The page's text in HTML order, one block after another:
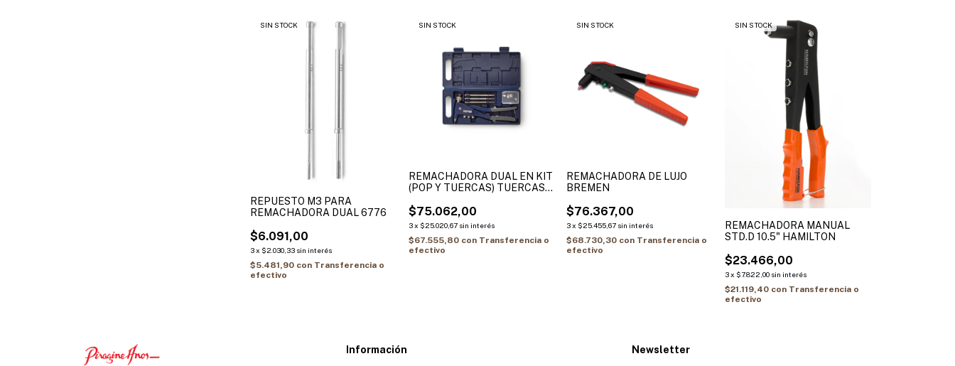
SIN STOCK
REPUESTO M3 PARA
REMACHADORA DUAL 6776
$6.091,00
3x $2.030,33 sin interés
$5.481,90 con Transferencia o
efectivo
SIN STOCK
REMACHADORA DUAL EN KIT
(POP Y TUERCAS) TUERCAS
$75.062,00
3x $25.020,67 sin interés
$67.555,80 con Transferencia o
efectivo
SIN STOCK
REMACHADORA DE LUJO
BREMEN
$76.367,00
3x $25.455,67 sin interés
$68.730,30 con Transferencia o
efectivo
SIN STOCK
REMACHADORA MANUAL
STD.D 10.5" HAMILTON
$23.466,00
3 x $7.822,00 sin interés
$21.119,40 con Transferencia o
efectivo
Información Newsletter